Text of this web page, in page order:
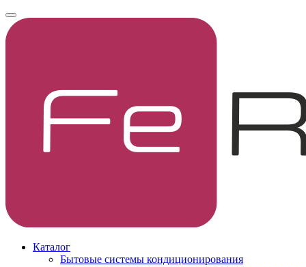
Каталог
Бытовые системы кондиционирования